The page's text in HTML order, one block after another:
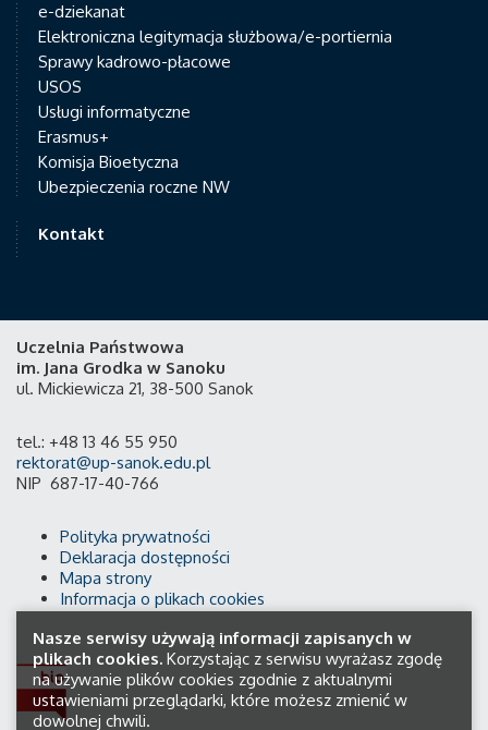
e-dziekanat
Elektroniczna legitymacja służbowa/e-portiernia
Sprawy kadrowo-płacowe
USOS
Usługi informatyczne
Erasmus+
Komisja Bioetyczna
Ubezpieczenia roczne NW
Kontakt
Uczelnia Państwowa
im. Jana Grodka w Sanoku
ul. Mickiewicza 21, 38-500 Sanok
tel.: +48 13 46 55 950
rektorat@up-sanok.edu.pl
NIP 687-17-40-766
Polityka prywatności
Deklaracja dostępności
Mapa strony
Informacja o plikach cookies
Nasze serwisy używają informacji zapisanych w
plikach cookies. Korzystając z serwisu wyrażasz zgodę
na używanie plików cookies zgodnie z aktualnymi
ustawieniami przeglądarki, które możesz zmienić w
dowolnej chwili.